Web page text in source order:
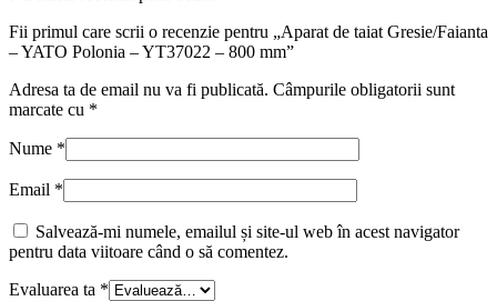
Fii primul care scrii o recenzie pentru „Aparat de taiat Gresie/Faianta
– YATO Polonia – YT37022 – 800 mm”
Adresa ta de email nu va fi publicată. Câmpurile obligatorii sunt
marcate cu *
Nume *
Email *
Salvează-mi numele, emailul și site-ul web în acest navigator
pentru data viitoare când o să comentez.
Evaluarea ta *